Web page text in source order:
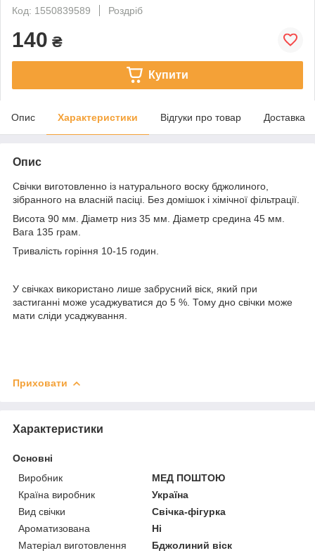
Код: 1550839589
Роздріб
140 ₴
Купити
Опис Характеристики Відгуки про товар Доставка
Опис
Свічки виготовленно із натурального воску бджолиного,
зібранного на власній пасіці. Без домішок і хімічної фільтрації.
Висота 90 мм. Діаметр низ 35 мм. Діаметр средина 45 мм.
Вага 135 грам.
Тривалість горіння 10-15 годин.
У свічках використано лише забрусний віск, який при
застиганні може усаджуватися до 5 %. Тому дно свічки може
мати сліди усаджування.
Приховати
Характеристики
Основні
Виробник
МЕД ПОШТОЮ
Країна виробник
Україна
Вид свічки
Свічка-фігурка
Ароматизована
Ні
Матеріал виготовлення
Бджолиний віск